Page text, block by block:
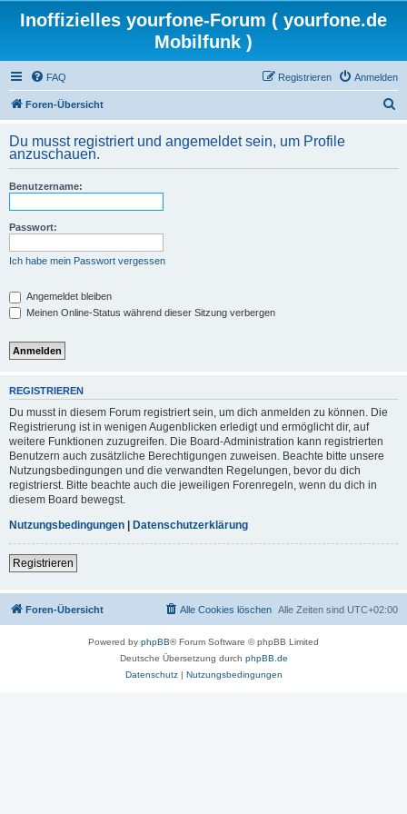
Inoffizielles yourfone-Forum ( yourfone.de
Mobilfunk )
FAQ Anmelden
Registrieren
Foren-Übersicht
h
Du musst registriert und angemeldet sein, um Profile
anzuschauen.
Benutzername:
Passwort:
Ich habe mein Passwort vergessen
Angemeldet bleiben
Meinen Online-Status während dieser Sitzung verbergen
REGISTRIEREN
Du musst in diesem Forum registriert sein, um dich anmelden zu können. Die
Registrierung ist in wenigen Augenblicken erledigt und ermöglicht dir, auf
weitere Funktionen zuzugreifen. Die Board-Administration kann registrierten
Benutzern auch zusätzliche Berechtigungen zuweisen. Beachte bitte unsere
Nutzungsbedingungen und die verwandten Regelungen, bevor du dich
registrierst. Bitte beachte auch die jeweiligen Forenregeln, wenn du dich in
diesem Board bewegst.
Nutzungsbedingungen | Datenschutzerklärung
Registrieren
Foren-Übersicht Alle Zeiten sind UTC+02:00
Alle Cookies löschen
Powered by phpBB® Forum Software © phpBB Limited
Deutsche Übersetzung durch phpBB.de
Datenschutz| Nutzungsbedingungen